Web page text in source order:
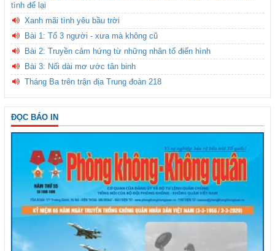
tình để lại
Xanh mãi tình yêu bầu trời
Bài 1: Tổ 3 người - xưa mà không cũ
Bài 2: Truyền cảm hứng từ những nhân tố điển hình
Bài 3: Nối dài mơ ước tân binh
Tháng Ba trên trận địa Trung đoàn 218
ĐỌC BÁO IN